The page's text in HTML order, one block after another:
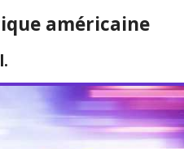
américaine